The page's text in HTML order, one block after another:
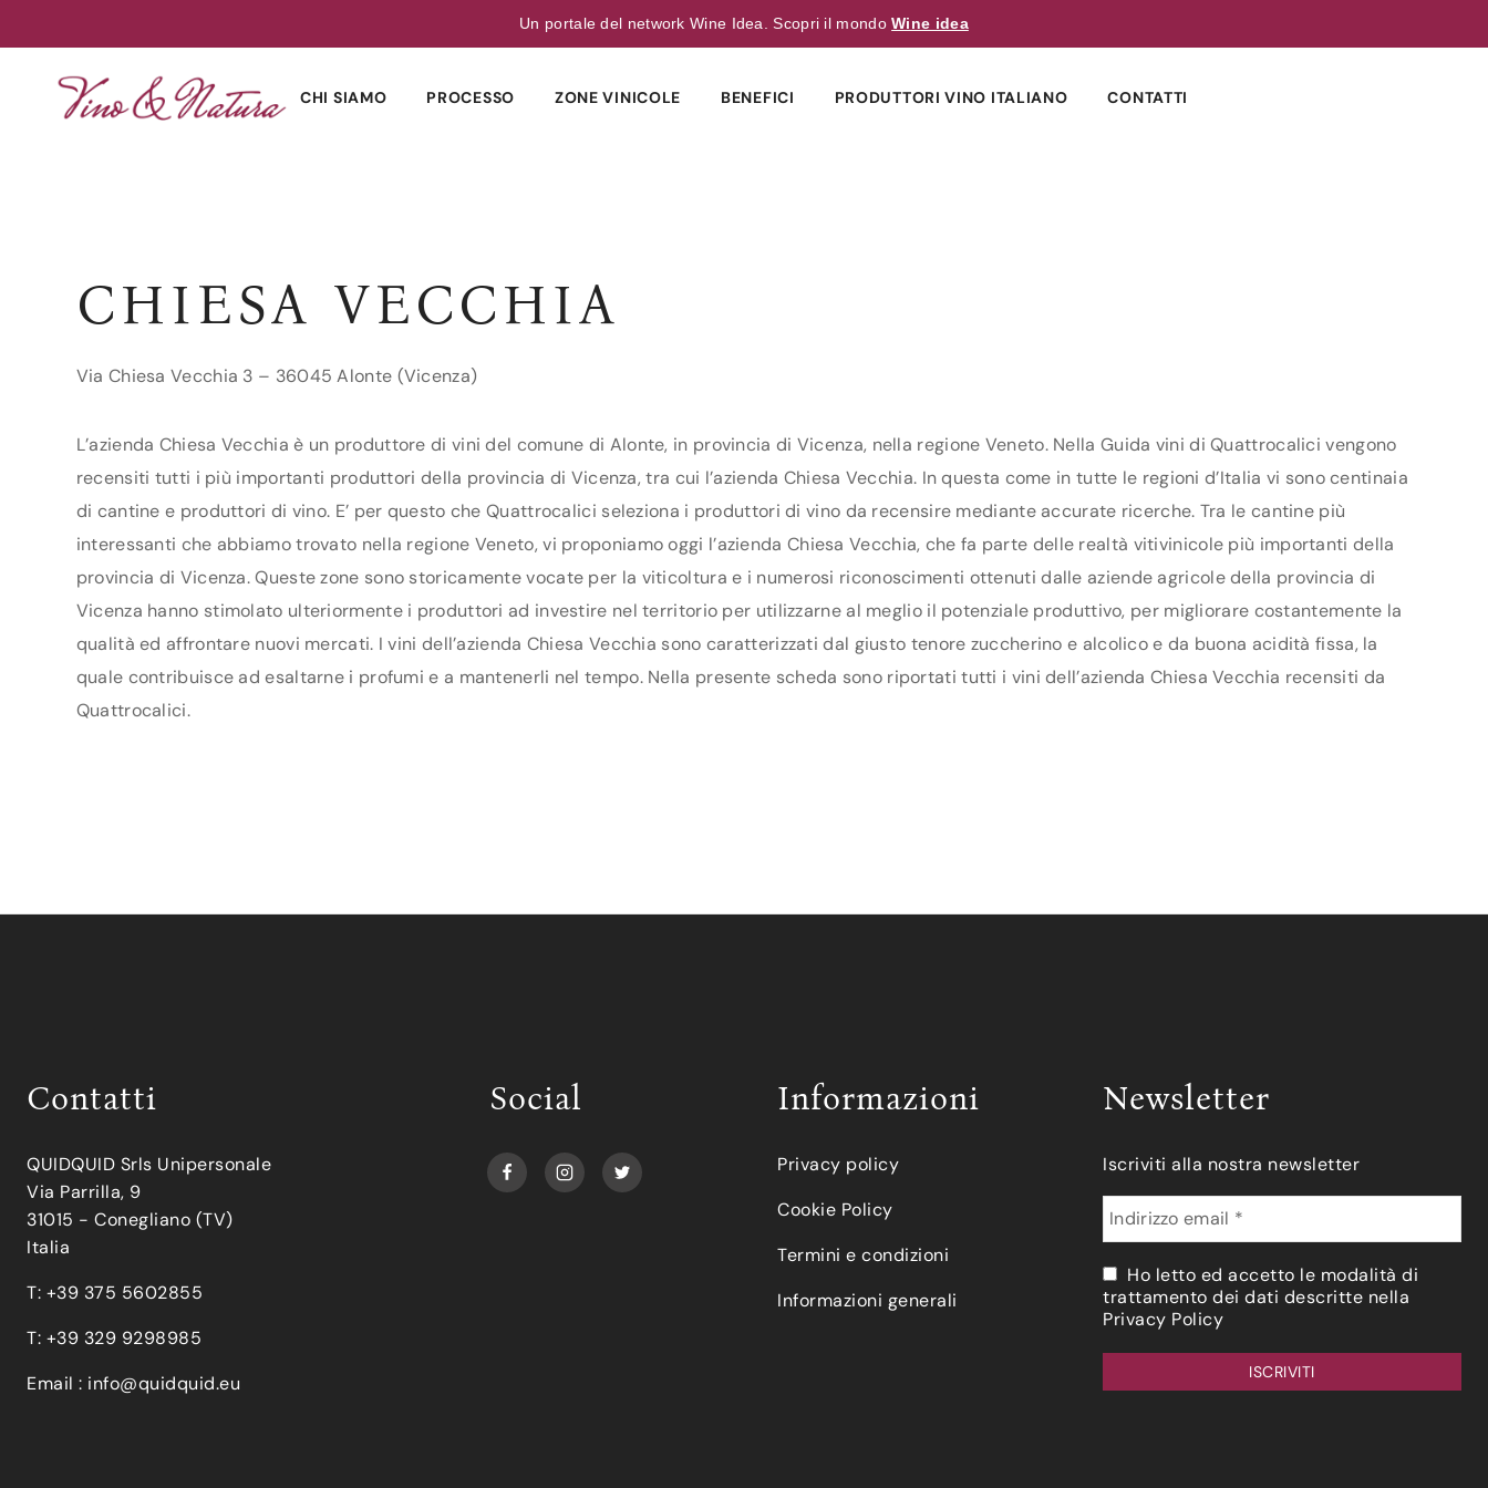
Un portale del network Wine Idea. Scopri il mondoWine idea
CHI SIAMO PROCESSO ZONE VINICOLE BENEFICI PRODUTTORI VINO ITALIANO CONTATTI
CHIESA VECCHIA
Via Chiesa Vecchia 3 – 36045 Alonte (Vicenza)
L’azienda Chiesa Vecchia è un produttore di vini del comune di Alonte, in provincia di Vicenza, nella regione Veneto. Nella Guida vini di Quattrocalici vengono
recensiti tutti i più importanti produttori della provincia di Vicenza, tra cui l’azienda Chiesa Vecchia. In questa come in tutte le regioni d’Italia vi sono centinaia
di cantine e produttori di vino. E’ per questo che Quattrocalici seleziona i produttori di vino da recensire mediante accurate ricerche. Tra le cantine più
interessanti che abbiamo trovato nella regione Veneto, vi proponiamo oggi l’azienda Chiesa Vecchia, che fa parte delle realtà vitivinicole più importanti della
provincia di Vicenza. Queste zone sono storicamente vocate per la viticoltura e i numerosi riconoscimenti ottenuti dalle aziende agricole della provincia di
Vicenza hanno stimolato ulteriormente i produttori ad investire nel territorio per utilizzarne al meglio il potenziale produttivo, per migliorare costantemente la
qualità ed affrontare nuovi mercati. I vini dell’azienda Chiesa Vecchia sono caratterizzati dal giusto tenore zuccherino e alcolico e da buona acidità fissa, la
quale contribuisce ad esaltarne i profumi e a mantenerli nel tempo. Nella presente scheda sono riportati tutti i vini dell’azienda Chiesa Vecchia recensiti da
Quattrocalici.
Contatti
QUIDQUID Srls Unipersonale
Via Parrilla, 9
31015 - Conegliano (TV)
Italia
T: +39 375 5602855
T: +39 329 9298985
Email : info@quidquid.eu
Social Informazioni
Privacy policy
Cookie Policy
Termini e condizioni
Informazioni generali
Newsletter
Iscriviti alla nostra newsletter
Ho letto ed accetto le modalità di
trattamento dei dati descritte nella
Privacy Policy